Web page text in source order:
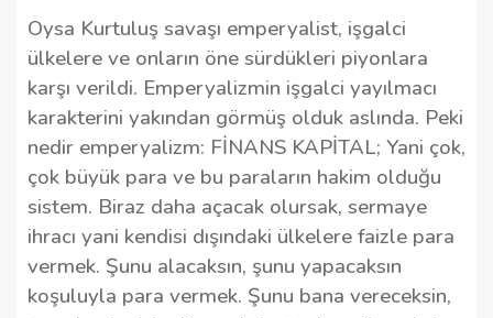
Oysa Kurtuluş savaşı emperyalist, işgalci
ülkelere ve onların öne sürdükleri piyonlara
karşı verildi. Emperyalizmin işgalci yayılmacı
karakterini yakından görmüş olduk aslında. Peki
nedir emperyalizm: FİNANS KAPİTAL; Yani çok,
çok büyük para ve bu paraların hakim olduğu
sistem. Biraz daha açacak olursak, sermaye
ihracı yani kendisi dışındaki ülkelere faizle para
vermek. Şunu alacaksın, şunu yapacaksın
koşuluyla para vermek. Şunu bana vereceksin,